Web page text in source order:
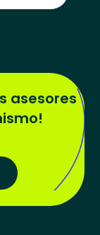
asesores